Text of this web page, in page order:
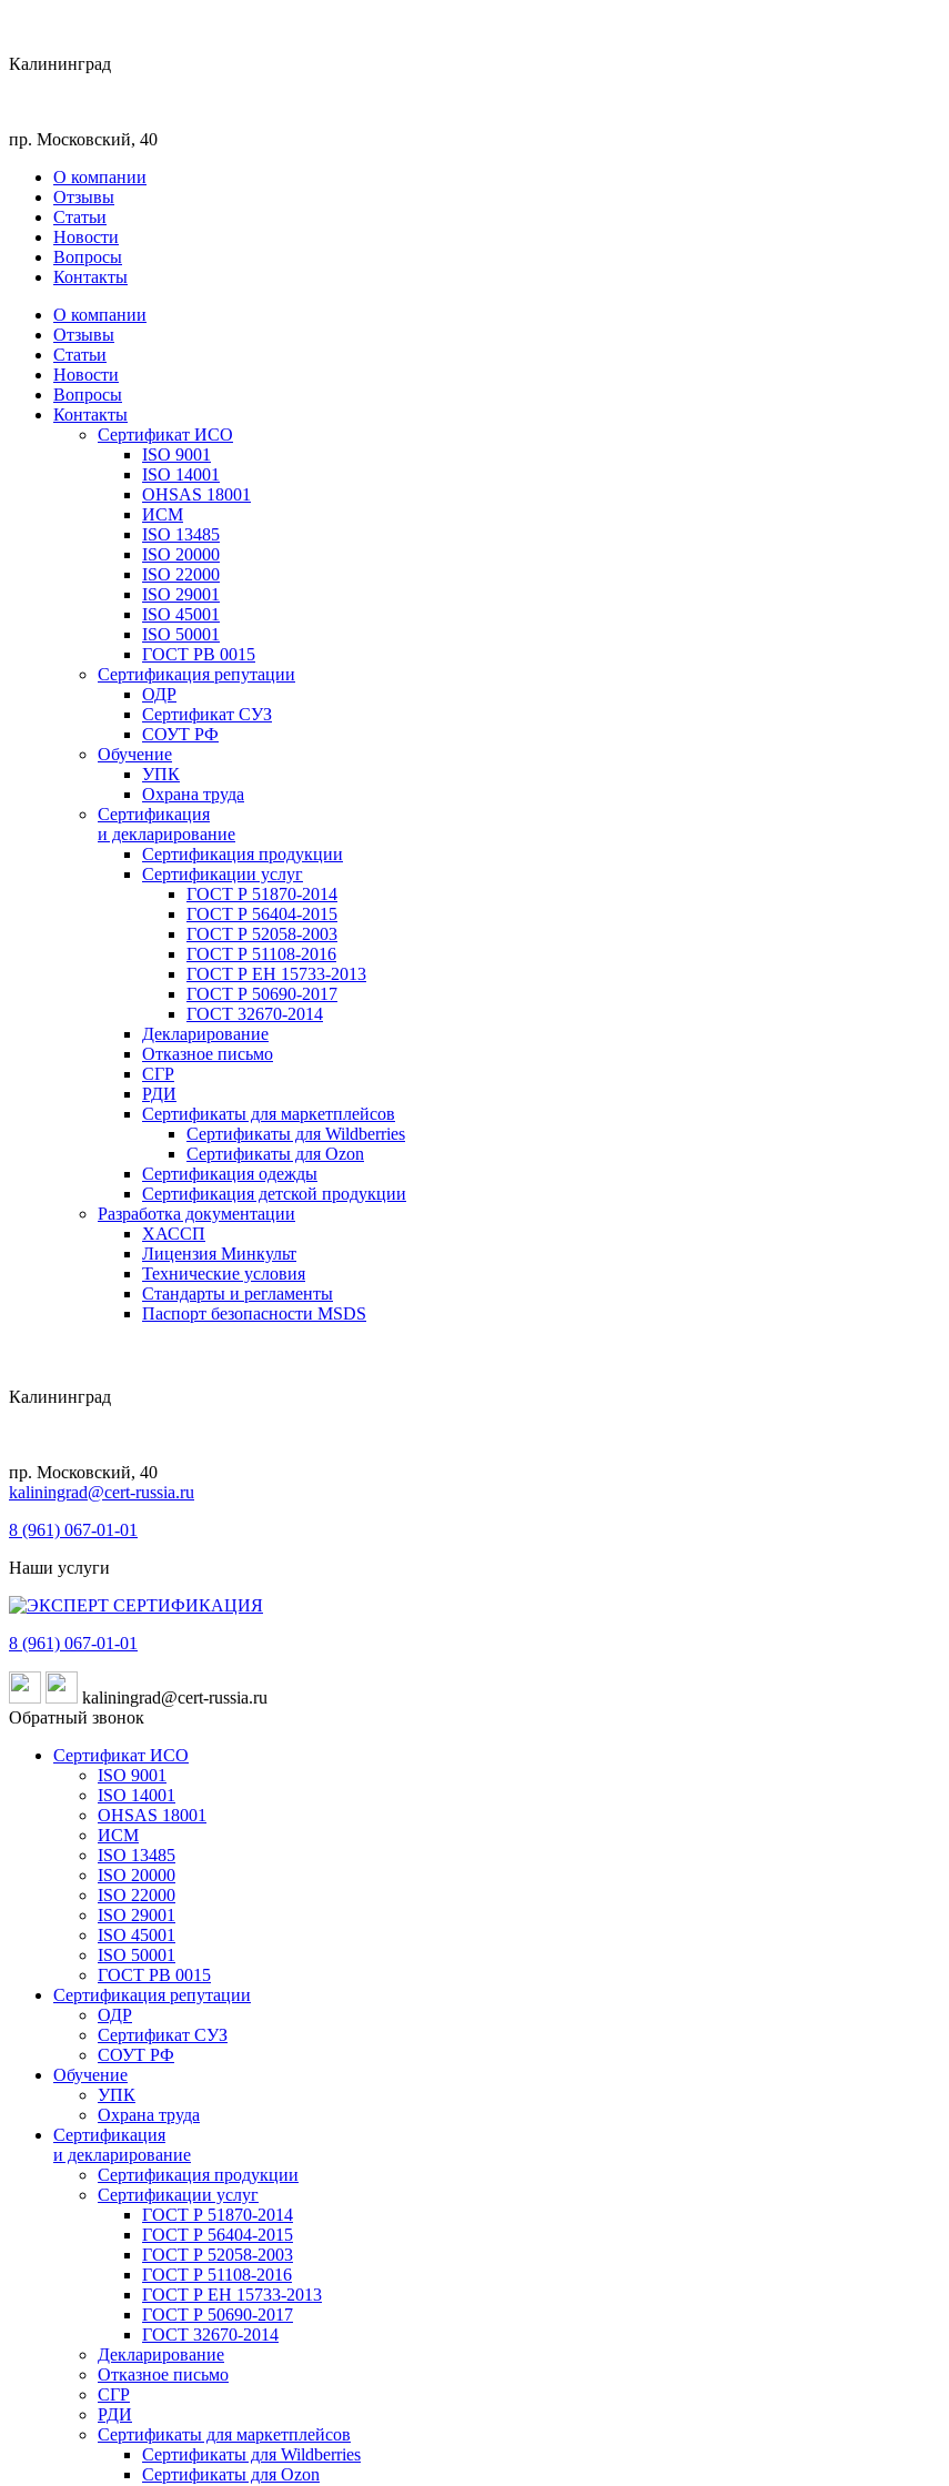
Калининград
пр. Московский, 40
О компании
Отзывы
Статьи
Новости
Вопросы
Контакты
О компании
Отзывы
Статьи
Новости
Вопросы
Контакты
Сертификат ИСО
ISO 9001
ISO 14001
OHSAS 18001
ИСМ
ISO 13485
ISO 20000
ISO 22000
ISO 29001
ISO 45001
ISO 50001
ГОСТ РВ 0015
Сертификация репутации
ОДР
Сертификат СУЗ
СОУТ РФ
Обучение
УПК
Охрана труда
Сертификация
и декларирование
Сертификация продукции
Сертификации услуг
ГОСТ Р 51870-2014
ГОСТ Р 56404-2015
ГОСТ Р 52058-2003
ГОСТ Р 51108-2016
ГОСТ Р ЕН 15733-2013
ГОСТ Р 50690-2017
ГОСТ 32670-2014
Декларирование
Отказное письмо
СГР
РДИ
Сертификаты для маркетплейсов
Сертификаты для Wildberries
Сертификаты для Ozon
Сертификация одежды
Сертификация детской продукции
Разработка документации
ХАССП
Лицензия Минкульт
Технические условия
Стандарты и регламенты
Паспорт безопасности MSDS
Калининград
пр. Московский, 40
kaliningrad@cert-russia.ru
8 (961) 067-01-01
Наши услуги
8 (961) 067-01-01
kaliningrad@cert-russia.ru
Обратный звонок
Сертификат ИСО
ISO 9001
ISO 14001
OHSAS 18001
ИСМ
ISO 13485
ISO 20000
ISO 22000
ISO 29001
ISO 45001
ISO 50001
ГОСТ РВ 0015
Сертификация репутации
ОДР
Сертификат СУЗ
СОУТ РФ
Обучение
УПК
Охрана труда
Сертификация
и декларирование
Сертификация продукции
Сертификации услуг
ГОСТ Р 51870-2014
ГОСТ Р 56404-2015
ГОСТ Р 52058-2003
ГОСТ Р 51108-2016
ГОСТ Р ЕН 15733-2013
ГОСТ Р 50690-2017
ГОСТ 32670-2014
Декларирование
Отказное письмо
СГР
РДИ
Сертификаты для маркетплейсов
Сертификаты для Wildberries
Сертификаты для Ozon